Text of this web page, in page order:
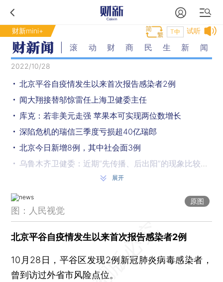
财新mini+ 试听
T中
滚动财商民生新闻
2022/10/28
北京平谷自疫情发生以来首次报告感染者2例
闻大翔接替邬惊雷任上海卫健委主任
库克：若非美元走强 苹果本可实现两位数增长
深陷危机的瑞信三季度亏损超40亿瑞郎
北京今日新增8例，其中社会面3例
乌鲁木齐卫健委：近期“先传播、后出阳”的现象比较普遍
国企央企运行情况如何？9月最新数据来了
青海西宁：社会面检出阳性数量逐日减少，将逐步放开区域管控
2023国考招录继续向应届生倾斜 税务系统是扩招大户
中石油、中海油前三季度利润均已超越2021年全年
10月27日全国新增1337例新冠 福建等6省仍在三位数
北京10月27日新增9例新冠 其中社会面2例
展开
原图
图：人民视觉
北京平谷自疫情发生以来首次报告感染者2例
10月28日，平谷区发现2例新冠肺炎病毒感染者，
曾到访过外省市风险点位。